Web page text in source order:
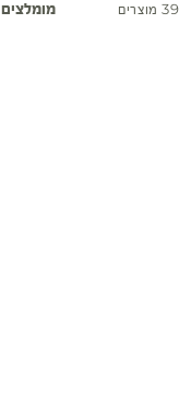
39 מוצרים מומלצים